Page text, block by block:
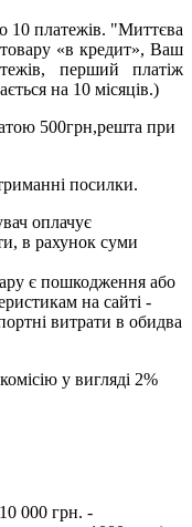
10 платежів. "Миттєва
«в кредит», Ваш
перший платіж
на 10 місяців.)
500грн,решта при
посилки.
оплачує
в рахунок суми
є пошкодження або
на сайті -
витрати в обидва
у вигляді 2%
000 грн. -